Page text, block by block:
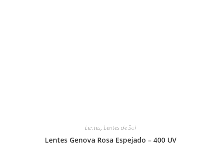
Lentes, Lentes de Sol
Lentes Genova Rosa Espejado – 400 UV